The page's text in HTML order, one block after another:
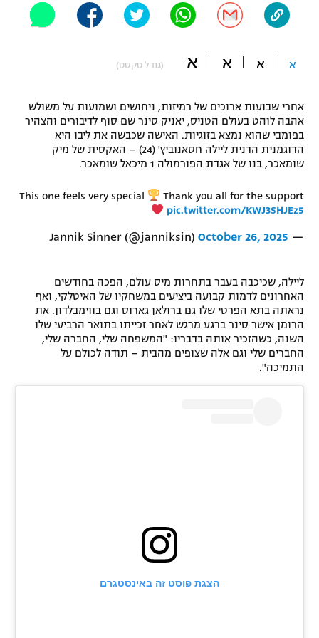
"מחצית בשכונה" – פודקאסט
משתתפים וזוכים בפרסים
תקנון משתתפים וזוכים בפרסים
תקנון עבור פעילות אלקטרה
טניס
גיימינג E-Sports
תנאי שימוש
תקנון פעילות ספורט 1
רשיון להקרנה פומבית לבית עסק
הצטרפות לחבילת הערוצים
אופניים
ספורט מוטורי
פוטבול אמריקאי NFL
בייסבול MLB
ספורט אתגרי ואקסטרים
אומנויות לחימה
א א א א (גודל טקסט)
אחרי שבועות ארוכים של רמיזות, ניחושים ושמועות על משולש
אהבה לוהט בעולם הטניס, יאניק סינר שם סוף לדיבורים והצהיר
בפומבי שהוא נמצא בזוגיות. האישה שכבשה את ליבו היא
הדוגמנית הדנית ליילה חסאנוביץ' (24) – האקסית של מיק
שומאכר, בנו של אגדת הפורמולה 1 מיכאל שומאכר.
This one feels very special
Thank you all for the support
pic.twitter.com/KWJ3SHJEz5
— Jannik Sinner (@janniksin)
October 26, 2025
ליילה, שכיכבה בעבר בתחרות מיס עולם, הפכה בחודשים
האחרונים לדמות קבועה ביציעים במשחקיו של האיטלקי, ואף
נראתה בתא הפרטי שלו גם ברולאן גארוס וגם בווימבלדון. את
הרומן אישר סינר ברגע מרגש לאחר זכייתו בתואר הרביעי שלו
השנה, כשהזכיר אותה בדבריו: "המשפחה שלי, החברה שלי,
החברים שלי וגם אלה שצופים מהבית – תודה לכולם על
התמיכה".
הצגת פוסט זה באינסטגרם